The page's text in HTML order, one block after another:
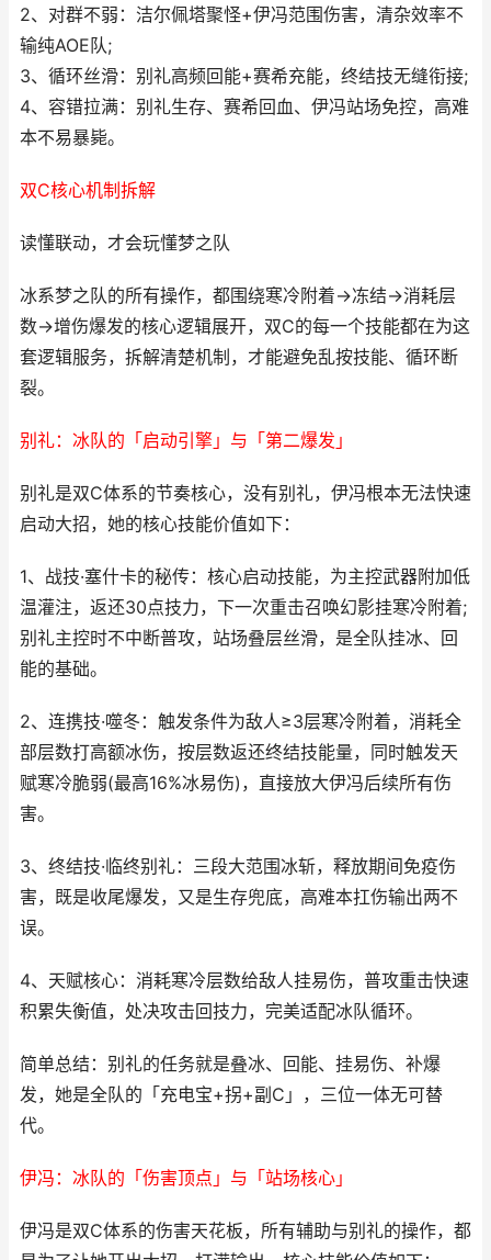
2、对群不弱：洁尔佩塔聚怪+伊冯范围伤害，清杂效率不
输纯AOE队;
3、循环丝滑：别礼高频回能+赛希充能，终结技无缝衔接;
4、容错拉满：别礼生存、赛希回血、伊冯站场免控，高难
本不易暴毙。
双C核心机制拆解
读懂联动，才会玩懂梦之队
冰系梦之队的所有操作，都围绕寒冷附着→冻结→消耗层
数→增伤爆发的核心逻辑展开，双C的每一个技能都在为这
套逻辑服务，拆解清楚机制，才能避免乱按技能、循环断
裂。
别礼：冰队的「启动引擎」与「第二爆发」
别礼是双C体系的节奏核心，没有别礼，伊冯根本无法快速
启动大招，她的核心技能价值如下：
1、战技·塞什卡的秘传：核心启动技能，为主控武器附加低
温灌注，返还30点技力，下一次重击召唤幻影挂寒冷附着;
别礼主控时不中断普攻，站场叠层丝滑，是全队挂冰、回
能的基础。
2、连携技·噬冬：触发条件为敌人≥3层寒冷附着，消耗全
部层数打高额冰伤，按层数返还终结技能量，同时触发天
赋寒冷脆弱(最高16%冰易伤)，直接放大伊冯后续所有伤
害。
3、终结技·临终别礼：三段大范围冰斩，释放期间免疫伤
害，既是收尾爆发，又是生存兜底，高难本扛伤输出两不
误。
4、天赋核心：消耗寒冷层数给敌人挂易伤，普攻重击快速
积累失衡值，处决攻击回技力，完美适配冰队循环。
简单总结：别礼的任务就是叠冰、回能、挂易伤、补爆
发，她是全队的「充电宝+拐+副C」，三位一体无可替
代。
伊冯：冰队的「伤害顶点」与「站场核心」
伊冯是双C体系的伤害天花板，所有辅助与别礼的操作，都